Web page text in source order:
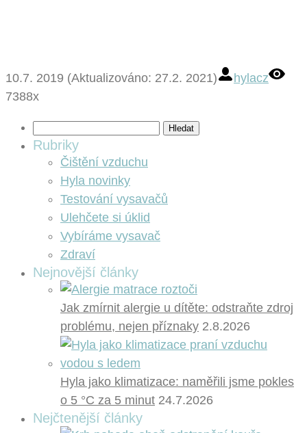
10.7. 2019 (Aktualizováno: 27.2. 2021)
hylacz
7388x
Rubriky
Čištění vzduchu
Hyla novinky
Testování vysavačů
Ulehčete si úklid
Vybíráme vysavač
Zdraví
Nejnovější články
Jak zmírnit alergie u dítěte: odstraňte zdroj
problému, nejen příznaky 2.8.2026
Hyla jako klimatizace: naměřili jsme pokles
o 5 °C za 5 minut 24.7.2026
Nejčtenější články